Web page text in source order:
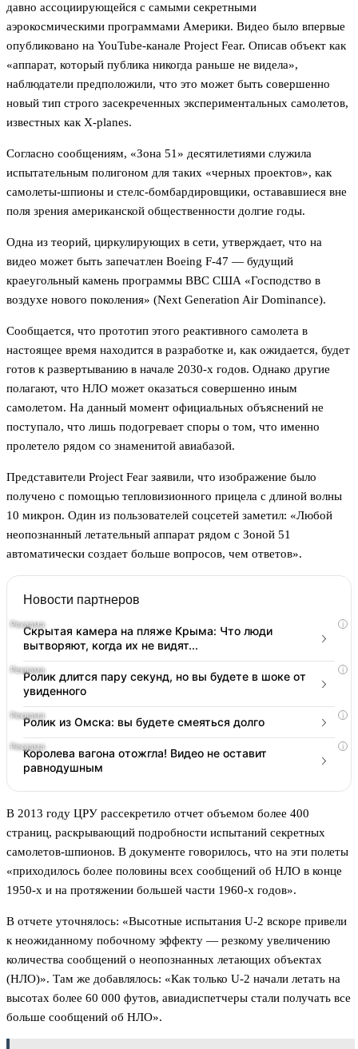
давно ассоциирующейся с самыми секретными
аэрокосмическими программами Америки. Видео было впервые
опубликовано на YouTube-канале Project Fear. Описав объект как
«аппарат, который публика никогда раньше не видела»,
наблюдатели предположили, что это может быть совершенно
новый тип строго засекреченных экспериментальных самолетов,
известных как X-planes.
Согласно сообщениям, «Зона 51» десятилетиями служила
испытательным полигоном для таких «черных проектов», как
самолеты-шпионы и стелс-бомбардировщики, остававшиеся вне
поля зрения американской общественности долгие годы.
Одна из теорий, циркулирующих в сети, утверждает, что на
видео может быть запечатлен Boeing F-47 — будущий
краеугольный камень программы ВВС США «Господство в
воздухе нового поколения» (Next Generation Air Dominance).
Сообщается, что прототип этого реактивного самолета в
настоящее время находится в разработке и, как ожидается, будет
готов к развертыванию в начале 2030-х годов. Однако другие
полагают, что НЛО может оказаться совершенно иным
самолетом. На данный момент официальных объяснений не
поступало, что лишь подогревает споры о том, что именно
пролетело рядом со знаменитой авиабазой.
Представители Project Fear заявили, что изображение было
получено с помощью тепловизионного прицела с длиной волны
10 микрон. Один из пользователей соцсетей заметил: «Любой
неопознанный летательный аппарат рядом с Зоной 51
автоматически создает больше вопросов, чем ответов».
Новости партнеров
i
Скрытая камера на пляже Крыма: Что люди
вытворяют, когда их не видят...
i
Ролик длится пару секунд, но вы будете в шоке от
увиденного
i
Ролик из Омска: вы будете смеяться долго
i
Королева вагона отожгла! Видео не оставит
равнодушным
В 2013 году ЦРУ рассекретило отчет объемом более 400
страниц, раскрывающий подробности испытаний секретных
самолетов-шпионов. В документе говорилось, что на эти полеты
«приходилось более половины всех сообщений об НЛО в конце
1950-х и на протяжении большей части 1960-х годов».
В отчете уточнялось: «Высотные испытания U-2 вскоре привели
к неожиданному побочному эффекту — резкому увеличению
количества сообщений о неопознанных летающих объектах
(НЛО)». Там же добавлялось: «Как только U-2 начали летать на
высотах более 60 000 футов, авиадиспетчеры стали получать все
больше сообщений об НЛО».